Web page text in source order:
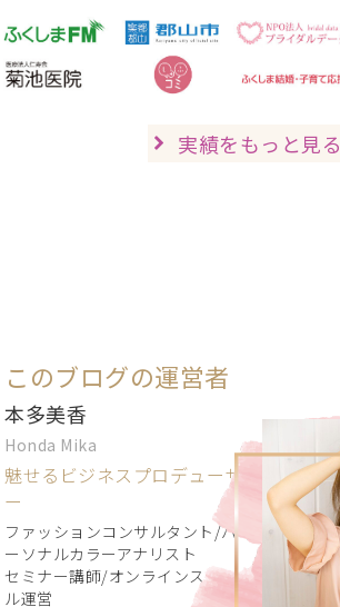
実績をもっと見る
このブログの運営者
本多美香
Honda Mika
魅せるビジネスプロデューサ
ー
ファッションコンサルタント/パ
ーソナルカラーアナリスト
セミナー講師/オンラインスクー
ル運営